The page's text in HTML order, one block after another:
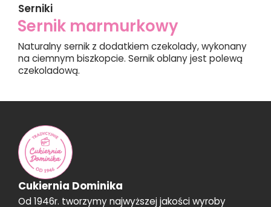
Serniki
Sernik marmurkowy
Naturalny sernik z dodatkiem czekolady, wykonany
na ciemnym biszkopcie. Sernik oblany jest polewą
czekoladową.
Cukiernia Dominika
Od 1946r. tworzymy najwyższej jakości wyroby